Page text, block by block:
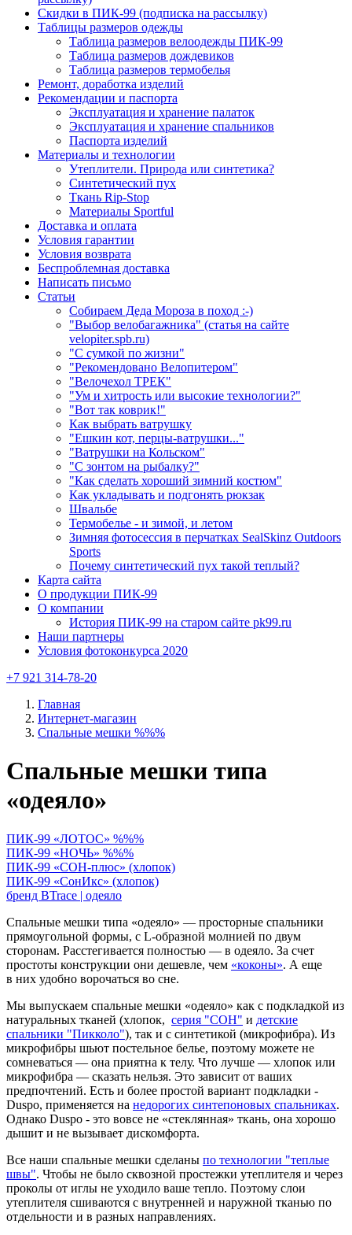
Скидки в ПИК-99 (подписка на рассылку)
Таблицы размеров одежды
Таблица размеров велоодежды ПИК-99
Таблица размеров дождевиков
Таблица размеров термобелья
Ремонт, доработка изделий
Рекомендации и паспорта
Эксплуатация и хранение палаток
Эксплуатация и хранение спальников
Паспорта изделий
Материалы и технологии
Утеплители. Природа или синтетика?
Синтетический пух
Ткань Rip-Stop
Материалы Sportful
Доставка и оплата
Условия гарантии
Условия возврата
Беспроблемная доставка
Написать письмо
Статьи
Собираем Деда Мороза в поход :-)
"Выбор велобагажника" (статья на сайте
velopiter.spb.ru)
"С сумкой по жизни"
"Рекомендовано Велопитером"
"Велочехол ТРЕК"
"Ум и хитрость или высокие технологии?"
"Вот так коврик!"
Как выбрать ватрушку
"Ешкин кот, перцы-ватрушки..."
"Ватрушки на Кольском"
"С зонтом на рыбалку?"
"Как сделать хороший зимний костюм"
Как укладывать и подгонять рюкзак
Швальбе
Термобелье - и зимой, и летом
Зимняя фотосессия в перчатках SealSkinz Outdoors
Sports
Почему синтетический пух такой теплый?
Карта сайта
О продукции ПИК-99
О компании
История ПИК-99 на старом сайте pk99.ru
Наши партнеры
Условия фотоконкурса 2020
+7 921 314-78-20
Главная
Интернет-магазин
Спальные мешки %%%
Спальные мешки типа
«одеяло»
ПИК-99 «ЛОТОС» %%%
ПИК-99 «НОЧЬ» %%%
ПИК-99 «СОН-плюс» (хлопок)
ПИК-99 «СонИкс» (хлопок)
бренд BTrace | одеяло
Спальные мешки типа «одеяло» — просторные спальники
прямоугольной формы, с L-образной молнией по двум
сторонам. Расстегивается полностью — в одеяло. За счет
простоты конструкции они дешевле, чем «коконы». А еще
в них удобно ворочаться во сне.
Мы выпускаем спальные мешки «одеяло» как с подкладкой из
натуральных тканей (хлопок, серия "СОН" и детские
спальники "Пикколо"), так и с синтетикой (микрофибра). Из
микрофибры шьют постельное белье, поэтому можете не
сомневаться — она приятна к телу. Что лучше — хлопок или
микрофибра — сказать нельзя. Это зависит от ваших
предпочтений. Есть и более простой вариант подкладки -
Duspo, применяется на недорогих синтепоновых спальниках.
Однако Duspo - это вовсе не «стеклянная» ткань, она хорошо
дышит и не вызывает дискомфорта.
Все наши спальные мешки сделаны по технологии "теплые
швы". Чтобы не было сквозной простежки утеплителя и через
проколы от иглы не уходило ваше тепло. Поэтому слои
утеплителя сшиваются с внутренней и наружной тканью по
отдельности и в разных направлениях.